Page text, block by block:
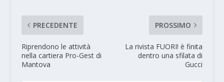
PRECEDENTE
Riprendono le attività
nella cartiera Pro-Gest di
Mantova
PROSSIMO
La rivista FUORI! è finita
dentro una sfilata di
Gucci